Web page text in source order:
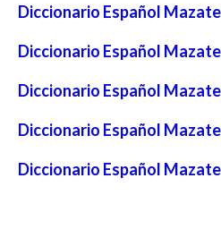
Diccionario Español
Diccionario Español
Diccionario Español
Diccionario Español
Diccionario Español